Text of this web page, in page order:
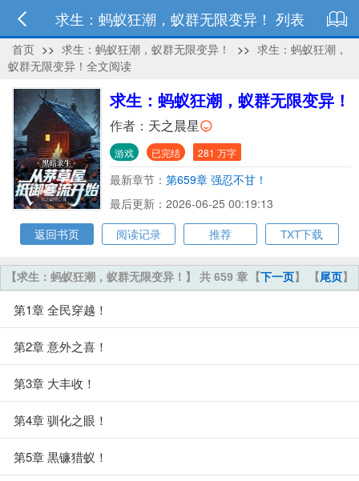
求生：蚂蚁狂潮，蚁群无限变异！ 列表
首页 >> 求生：蚂蚁狂潮，蚁群无限变异！ >> 求生：蚂蚁狂潮，
蚁群无限变异！全文阅读
求生：蚂蚁狂潮，蚁群无限变异！
作者： 天之晨星
游戏 已完结 281 万字
最新章节： 第659章 强忍不甘！
最后更新：2026-06-25 00:19:13
返回书页
阅读记录 推荐 TXT下载
【下一页】 【尾页】
【求生：蚂蚁狂潮，蚁群无限变异！】 共 659 章
第1章 全民穿越！
第2章 意外之喜！
第3章 大丰收！
第4章 驯化之眼！
第5章 黒镰猎蚁！